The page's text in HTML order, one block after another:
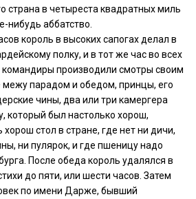
страна в четыреста квадратных миль
нибудь аббатство.
король в высоких сапогах делал в
полку, и в тот же час во всех
производили смотры своим
парадом и обедом, принцы, его
чины, два или три камергера
который был настолько хорош,
стол в стране, где нет ни дичи,
ни пулярок, и где пшеницу надо
После обеда король удалялся в
до пяти, или шести часов. Затем
по имени Дарже, бывший